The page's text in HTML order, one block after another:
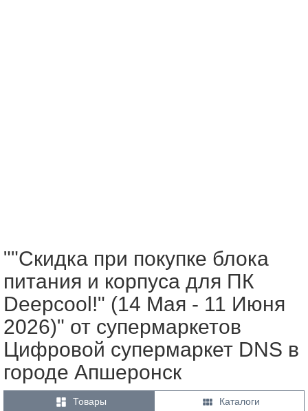
""Скидка при покупке блока
питания и корпуса для ПК
Deepcool!" (14 Мая - 11 Июня
2026)" от супермаркетов
Цифровой супермаркет DNS в
городе Апшеронск
 Товары  Каталоги